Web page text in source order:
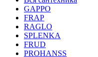
GAPPO
FRAP
RAGLO
SPLENKA
FRUD
PROHANSS